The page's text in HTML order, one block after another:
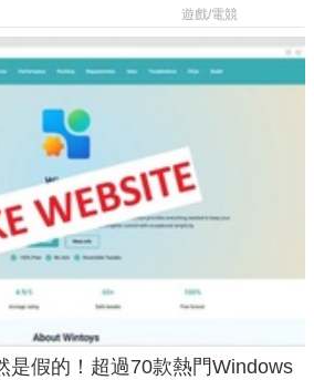
式讓操作就像
遊戲/電競
是假的！超過70款熱門Windows